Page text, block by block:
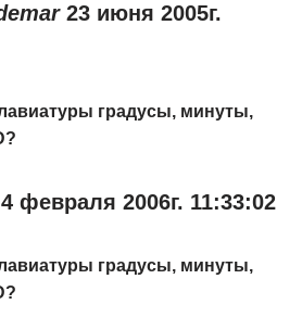
23 июня 2005г.
градусы, минуты,
февраля 2006г. 11:33:02
градусы, минуты,